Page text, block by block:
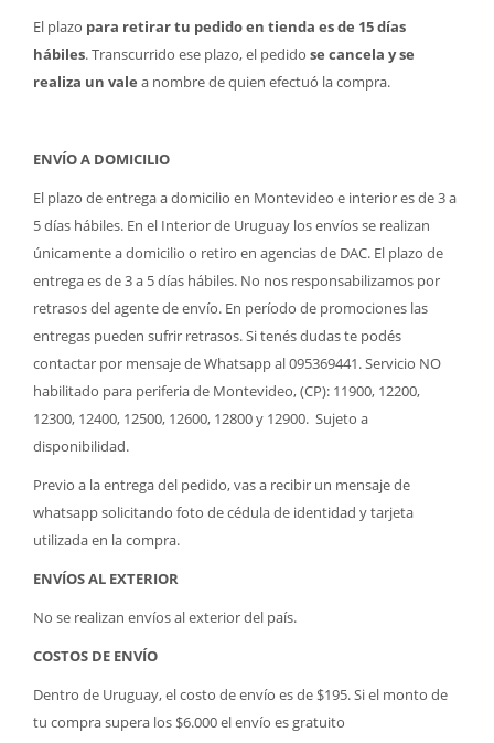
El plazo para retirar tu pedido en tienda es de 15 días
hábiles. Transcurrido ese plazo, el pedido se cancela y se
realiza un vale a nombre de quien efectuó la compra.
ENVÍO A DOMICILIO
El plazo de entrega a domicilio en Montevideo e interior es de 3 a
5 días hábiles. En el Interior de Uruguay los envíos se realizan
únicamente a domicilio o retiro en agencias de DAC. El plazo de
entrega es de 3 a 5 días hábiles. No nos responsabilizamos por
retrasos del agente de envío. En período de promociones las
entregas pueden sufrir retrasos. Si tenés dudas te podés
contactar por mensaje de Whatsapp al 095369441. Servicio NO
habilitado para periferia de Montevideo, (CP): 11900, 12200,
12300, 12400, 12500, 12600, 12800 y 12900. Sujeto a
disponibilidad.
Previo a la entrega del pedido, vas a recibir un mensaje de
whatsapp solicitando foto de cédula de identidad y tarjeta
utilizada en la compra.
ENVÍOS AL EXTERIOR
No se realizan envíos al exterior del país.
COSTOS DE ENVÍO
Dentro de Uruguay, el costo de envío es de $195. Si el monto de
tu compra supera los $6.000 el envío es gratuito